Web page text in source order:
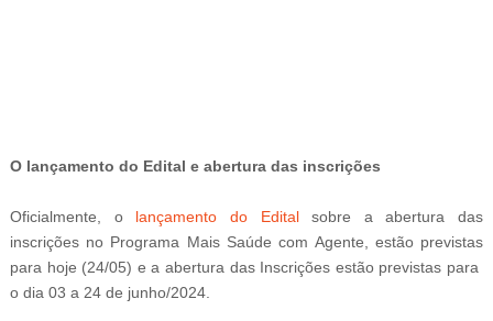
O lançamento do Edital e abertura das inscrições
Oficialmente, o lançamento do Editalsobre a abertura das
inscrições no Programa Mais Saúde com Agente, estão previstas
para hoje (24/05) e a abertura das Inscrições estão previstas para
o dia 03 a 24 de junho/2024.